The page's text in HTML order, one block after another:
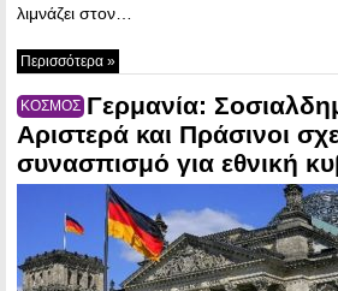
λιμνάζει στον…
Περισσότερα »
ΚΟΣΜΟΣ Γερμανία:
Αριστερά και Πράσινοι
συνασπισμό για εθνική